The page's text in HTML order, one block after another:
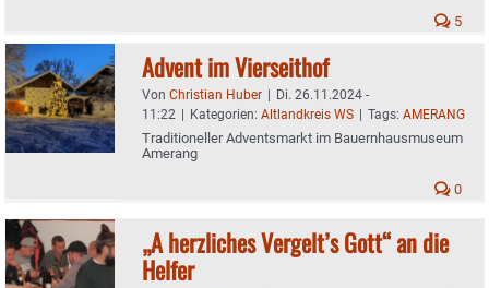
5
Advent im Vierseithof
Von Christian Huber | Di. 26.11.2024 -
11:22 | Kategorien: Altlandkreis WS | Tags: AMERANG
Traditioneller Adventsmarkt im Bauernhausmuseum
Amerang
0
„A herzliches Vergelt’s Gott“ an die
Helfer